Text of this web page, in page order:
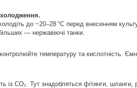
до ~20–28 °C перед внесенням
— нержавіючі танки.
температуру та кислотність.
із CO₂. Тут знадобляться фітинги, шланги,